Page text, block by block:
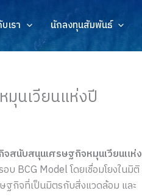
เรา นักลงทุนสัมพันธ์
มุนเวียนแห่งปี
จสนับสนุนเศรษฐกิจหมุนเวียนแห่ง
BCG Model โดยเชื่อมโยงในมิติ
ฐกิจที่เป็นมิตรกับสิ่งแวดล้อม และ